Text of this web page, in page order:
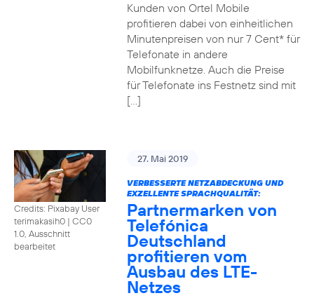
Kunden von Ortel Mobile
profitieren dabei von einheitlichen
Minutenpreisen von nur 7 Cent* für
Telefonate in andere
Mobilfunknetze. Auch die Preise
für Telefonate ins Festnetz sind mit
[…]
Credits: Pixabay User
terimakasih0 | CC0
1.0, Ausschnitt
bearbeitet
27. Mai 2019
VERBESSERTE NETZABDECKUNG UND
EXZELLENTE SPRACHQUALITÄT:
Partnermarken von
Telefónica
Deutschland
profitieren vom
Ausbau des LTE-
Netzes